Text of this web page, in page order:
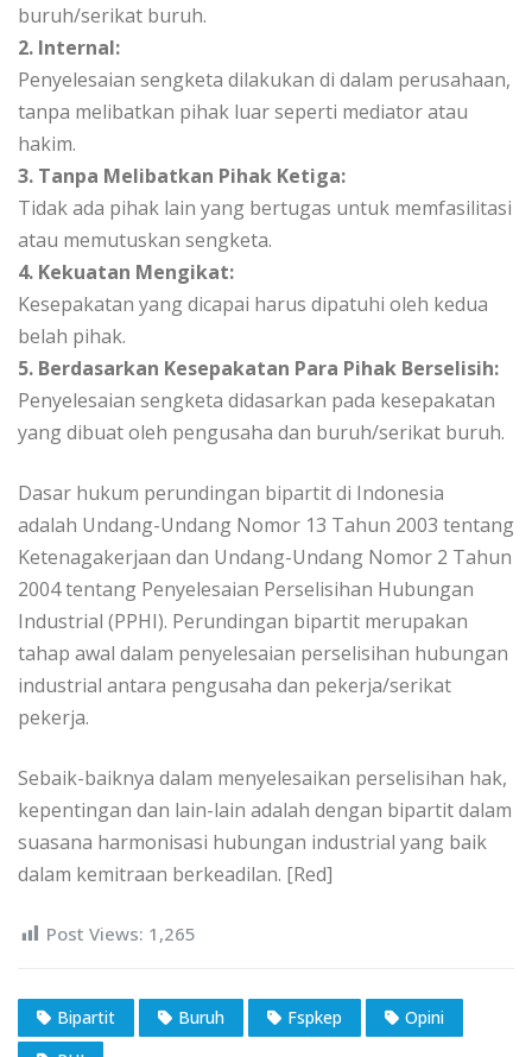
buruh/serikat buruh.
2. Internal:
Penyelesaian sengketa dilakukan di dalam perusahaan,
tanpa melibatkan pihak luar seperti mediator atau
hakim.
3. Tanpa Melibatkan Pihak Ketiga:
Tidak ada pihak lain yang bertugas untuk memfasilitasi
atau memutuskan sengketa.
4. Kekuatan Mengikat:
Kesepakatan yang dicapai harus dipatuhi oleh kedua
belah pihak.
5. Berdasarkan Kesepakatan Para Pihak Berselisih:
Penyelesaian sengketa didasarkan pada kesepakatan
yang dibuat oleh pengusaha dan buruh/serikat buruh.
Dasar hukum perundingan bipartit di Indonesia
adalah Undang-Undang Nomor 13 Tahun 2003 tentang
Ketenagakerjaan dan Undang-Undang Nomor 2 Tahun
2004 tentang Penyelesaian Perselisihan Hubungan
Industrial (PPHI). Perundingan bipartit merupakan
tahap awal dalam penyelesaian perselisihan hubungan
industrial antara pengusaha dan pekerja/serikat
pekerja.
Sebaik-baiknya dalam menyelesaikan perselisihan hak,
kepentingan dan lain-lain adalah dengan bipartit dalam
suasana harmonisasi hubungan industrial yang baik
dalam kemitraan berkeadilan. [Red]
Post Views: 1,265
Bipartit Buruh Fspkep
Opini